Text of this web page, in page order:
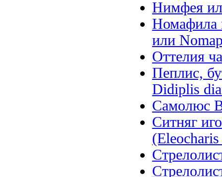
Нимфея
Номафила
или
Оттелия
Пеплис,
Didiplis
Самолюс
Ситняг